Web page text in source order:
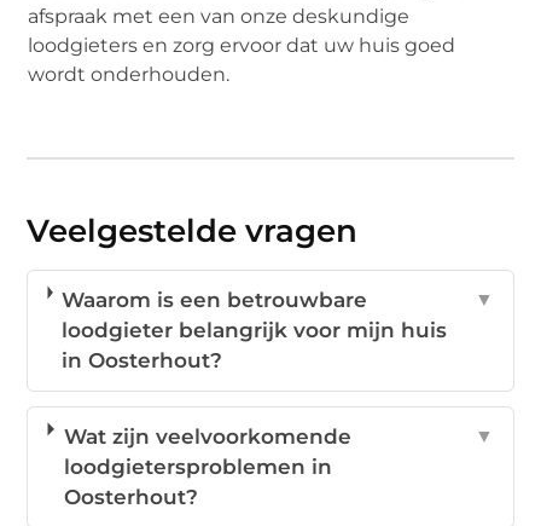
afspraak met een van onze deskundige
loodgieters en zorg ervoor dat uw huis goed
wordt onderhouden.
Veelgestelde vragen
Waarom is een betrouwbare
loodgieter belangrijk voor mijn huis
in Oosterhout?
▼
Wat zijn veelvoorkomende
loodgietersproblemen in
Oosterhout?
▼